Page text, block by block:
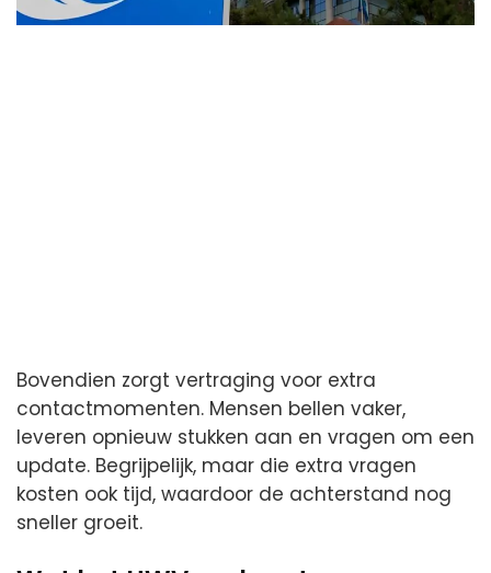
Bovendien zorgt vertraging voor extra
contactmomenten. Mensen bellen vaker,
leveren opnieuw stukken aan en vragen om een
update. Begrijpelijk, maar die extra vragen
kosten ook tijd, waardoor de achterstand nog
sneller groeit.